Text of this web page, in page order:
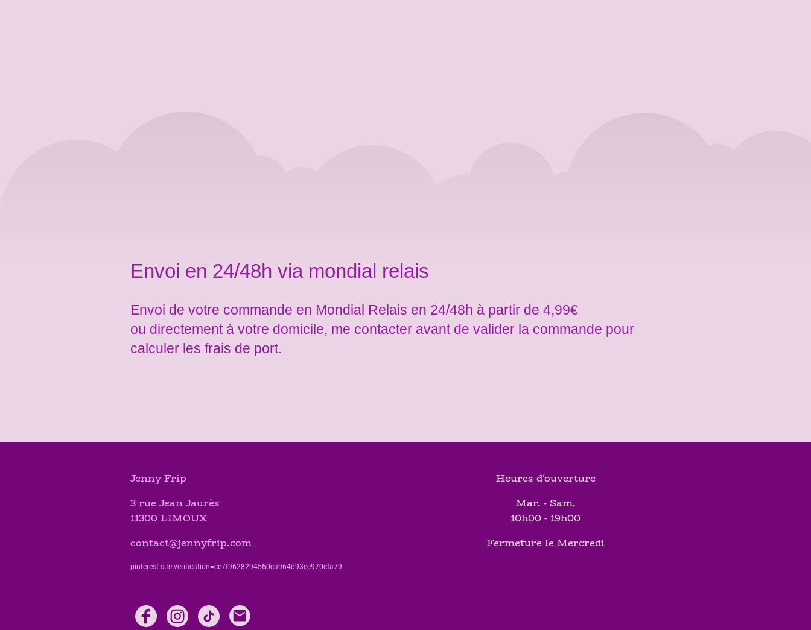
Envoi en 24/48h via mondial relais
Envoi de votre commande en Mondial Relais en 24/48h à partir de 4,99€
ou directement à votre domicile, me contacter avant de valider la commande pour
calculer les frais de port.
Jenny Frip
3 rue Jean Jaurès
11300 LIMOUX
contact@jennyfrip.com
pinterest-site-verification=ce7f9628294560ca964d93ee970cfa79
Heures d'ouverture
Mar. - Sam.
10h00 - 19h00
Fermeture le Mercredi